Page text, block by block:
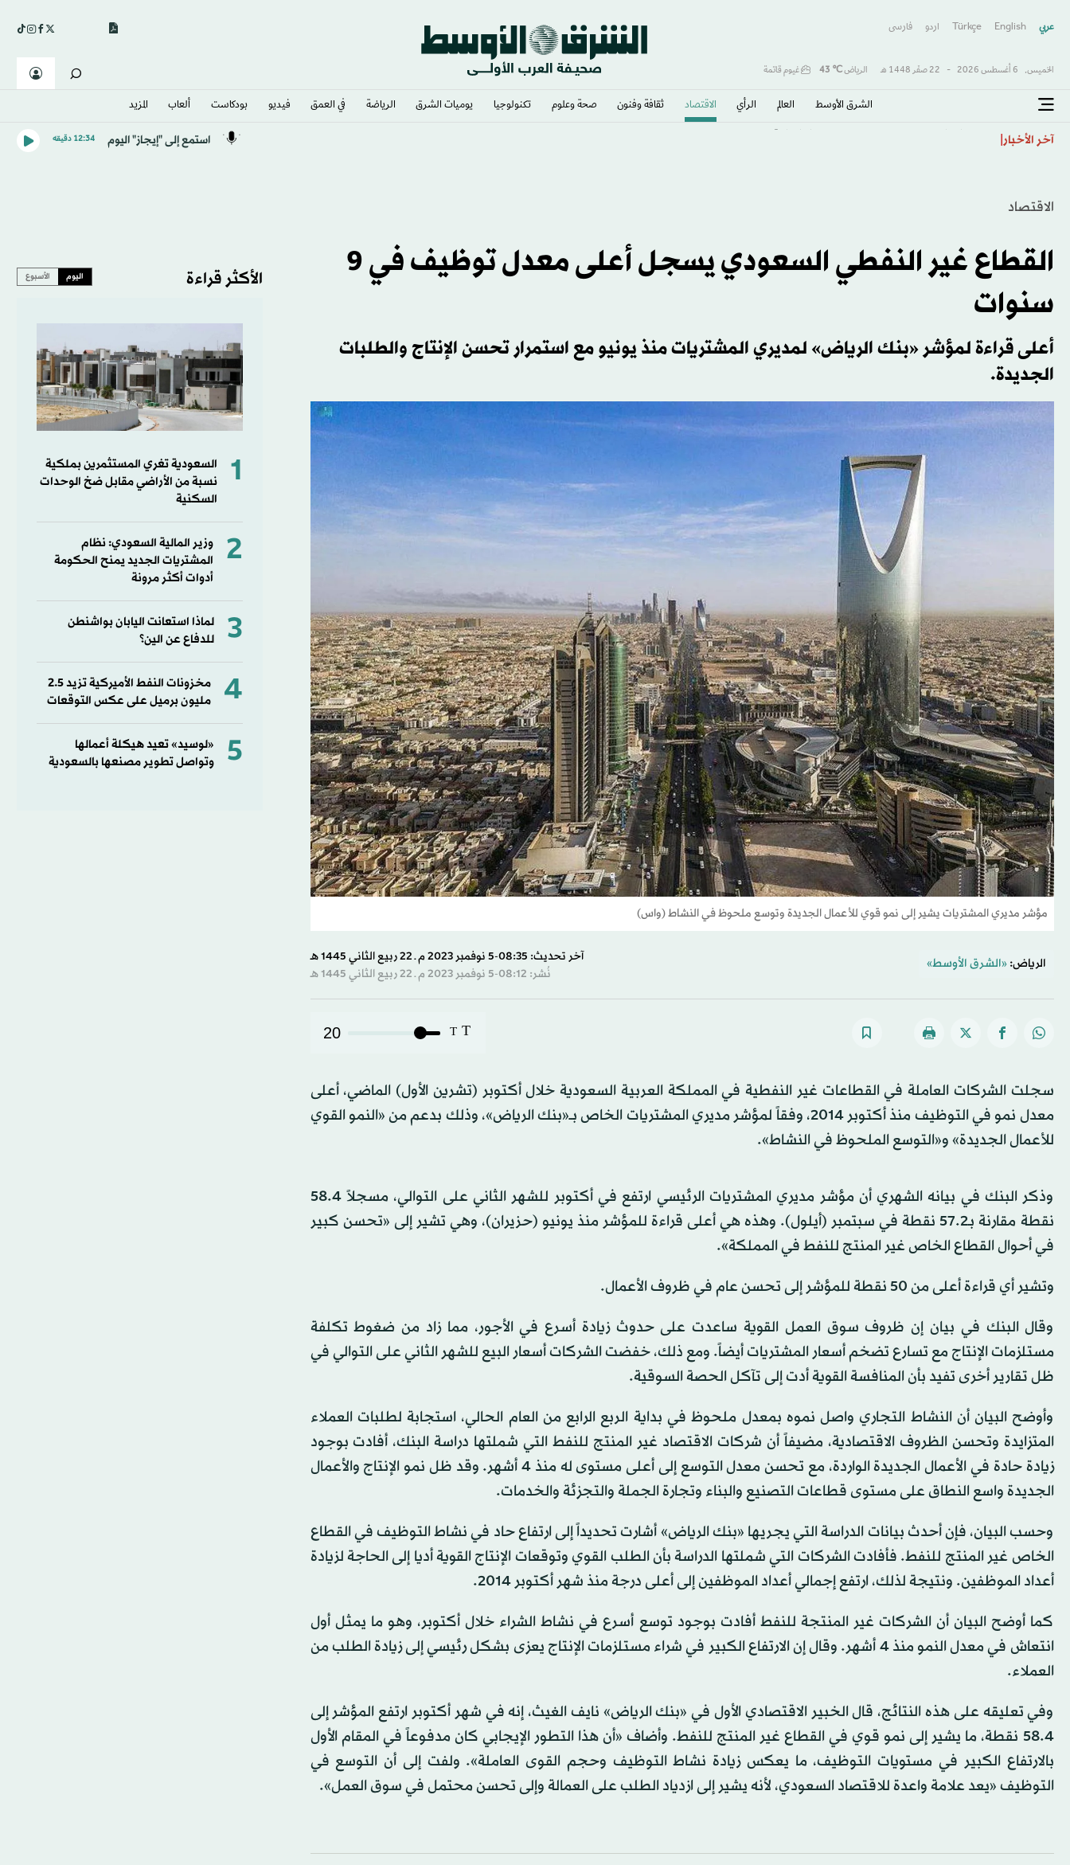
عربي English
Türkçe اردو فارسى
الخميس, 6 أغسطس 2026 - 22 صفَر 1448 هـ الرياض℃
43 غيوم قاتمة
الشرق الأوسط​ العالم الرأي الاقتصاد ثقافة وفنون صحة وعلوم تكنولوجيا يوميات الشرق​ الرياضة في العمق فيديو بودكاست ألعاب المزيد
آخر الأخبار استمع إلى "إيجاز" اليوم 12:34 دقيقه
الاقتصاد
القطاع غير النفطي السعودي يسجل أعلى معدل توظيف في 9
سنوات
أعلى قراءة لمؤشر «بنك الرياض» لمديري المشتريات منذ يونيو مع استمرار تحسن الإنتاج والطلبات
الجديدة.
مؤشر مديري المشتريات يشير إلى نمو قوي للأعمال الجديدة وتوسع ملحوظ في النشاط (واس)
الرياض: «الشرق الأوسط»
آخر تحديث: 08:35-5 نوفمبر 2023 م ـ 22 ربيع الثاني 1445 هـ
نُشر: 08:12-5 نوفمبر 2023 م ـ 22 ربيع الثاني 1445 هـ
T
T
20
سجلت الشركات العاملة في القطاعات غير النفطية في المملكة العربية السعودية خلال أكتوبر (تشرين الأول) الماضي، أعلى
معدل نمو في التوظيف منذ أكتوبر 2014، وفقاً لمؤشر مديري المشتريات الخاص بــ«بنك الرياض»، وذلك بدعم من «النمو القوي
للأعمال الجديدة» و«التوسع الملحوظ في النشاط».
وذكر البنك في بيانه الشهري أن مؤشر مديري المشتريات الرئيسي ارتفع في أكتوبر للشهر الثاني على التوالي، مسجلاً 58.4
نقطة مقارنة بـ57.2 نقطة في سبتمبر (أيلول). وهذه هي أعلى قراءة للمؤشر منذ يونيو (حزيران)، وهي تشير إلى «تحسن كبير
في أحوال القطاع الخاص غير المنتج للنفط في المملكة».
وتشير أي قراءة أعلى من 50 نقطة للمؤشر إلى تحسن عام في ظروف الأعمال.
وقال البنك في بيان إن ظروف سوق العمل القوية ساعدت على حدوث زيادة أسرع في الأجور، مما زاد من ضغوط تكلفة
مستلزمات الإنتاج مع تسارع تضخم أسعار المشتريات أيضاً. ومع ذلك، خفضت الشركات أسعار البيع للشهر الثاني على التوالي في
ظل تقارير أخرى تفيد بأن المنافسة القوية أدت إلى تآكل الحصة السوقية.
وأوضح البيان أن النشاط التجاري واصل نموه بمعدل ملحوظ في بداية الربع الرابع من العام الحالي، استجابة لطلبات العملاء
المتزايدة وتحسن الظروف الاقتصادية، مضيفاً أن شركات الاقتصاد غير المنتج للنفط التي شملتها دراسة البنك، أفادت بوجود
زيادة حادة في الأعمال الجديدة الواردة، مع تحسن معدل التوسع إلى أعلى مستوى له منذ 4 أشهر. وقد ظل نمو الإنتاج والأعمال
الجديدة واسع النطاق على مستوى قطاعات التصنيع والبناء وتجارة الجملة والتجزئة والخدمات.
وحسب البيان، فإن أحدث بيانات الدراسة التي يجريها «بنك الرياض» أشارت تحديداً إلى ارتفاع حاد في نشاط التوظيف في القطاع
الخاص غير المنتج للنفط. فأفادت الشركات التي شملتها الدراسة بأن الطلب القوي وتوقعات الإنتاج القوية أديا إلى الحاجة لزيادة
أعداد الموظفين. ونتيجة لذلك، ارتفع إجمالي أعداد الموظفين إلى أعلى درجة منذ شهر أكتوبر 2014.
كما أوضح البيان أن الشركات غير المنتجة للنفط أفادت بوجود توسع أسرع في نشاط الشراء خلال أكتوبر، وهو ما يمثل أول
انتعاش في معدل النمو منذ 4 أشهر. وقال إن الارتفاع الكبير في شراء مستلزمات الإنتاج يعزى بشكل رئيسي إلى زيادة الطلب من
العملاء.
وفي تعليقه على هذه النتائج، قال الخبير الاقتصادي الأول في «بنك الرياض» نايف الغيث، إنه في شهر أكتوبر ارتفع المؤشر إلى
58.4 نقطة، ما يشير إلى نمو قوي في القطاع غير المنتج للنفط. وأضاف «أن هذا التطور الإيجابي كان مدفوعاً في المقام الأول
بالارتفاع الكبير في مستويات التوظيف، ما يعكس زيادة نشاط التوظيف وحجم القوى العاملة». ولفت إلى أن التوسع في
التوظيف «يعد علامة واعدة للاقتصاد السعودي، لأنه يشير إلى ازدياد الطلب على العمالة وإلى تحسن محتمل في سوق العمل».
الأكثر قراءة اليوم الأسبوع
1
السعودية تغري المستثمرين بملكية
نسبة من الأراضي مقابل ضخ الوحدات
السكنية
2
وزير المالية السعودي: نظام
المشتريات الجديد يمنح الحكومة
أدوات أكثر مرونة
3
لماذا استعانت اليابان بواشنطن
للدفاع عن الين؟
4
مخزونات النفط الأميركية تزيد 2.5
مليون برميل على عكس التوقعات
5
«لوسيد» تعيد هيكلة أعمالها
وتواصل تطوير مصنعها بالسعودية